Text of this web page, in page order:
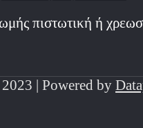
πιστωτική ή
| Powered by